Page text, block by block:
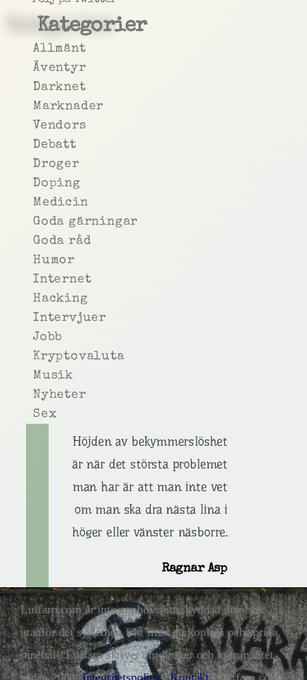
Kategorier
Allmänt
Äventyr
Darknet
Marknader
Vendors
Debatt
Droger
Doping
Medicin
Goda gärningar
Goda råd
Humor
Internet
Hacking
Intervjuer
Jobb
Kryptovaluta
Musik
Nyheter
Sex
Höjden av bekymmerslöshet
är när det största problemet
man har är att man inte vet
om man ska dra nästa lina i
höger eller vänster näsborre.
Ragnar Asp
Luffarn.com är inte upphovsrättsskyddad utan står
utanför det systemet, fritt fram att kopiera och sprida
innehåll. Luffarn skriver om droger och kriminalitet
sedan 2008.Integritetspolicy|Kontakt| Luffarn.com